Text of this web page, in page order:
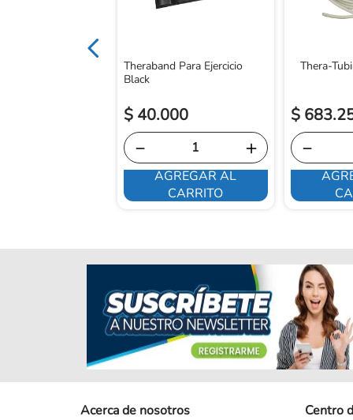
Theraband Para Ejercicio
Black
$ 40.000
＋
－
AGREGAR AL
CARRITO
Thera-
$ 683.
－
Acerca de nosotros Centro